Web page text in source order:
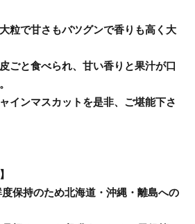
粒で甘さもバツグンで香りも高く大
ごと食べられ、甘い香りと果汁が口
インマスカットを是非、ご堪能下さ
保持のため北海道・沖縄・離島への